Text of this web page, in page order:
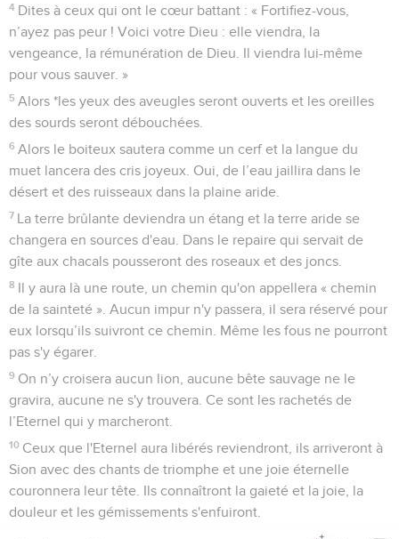
4 Dites à ceux qui ont le cœur battant : « Fortifiez-vous,
n’ayez pas peur ! Voici votre Dieu : elle viendra, la
vengeance, la rémunération de Dieu. Il viendra lui-même
pour vous sauver. »
5 Alors *les yeux des aveugles seront ouverts et les oreilles
des sourds seront débouchées.
6 Alors le boiteux sautera comme un cerf et la langue du
muet lancera des cris joyeux. Oui, de l’eau jaillira dans le
désert et des ruisseaux dans la plaine aride.
7 La terre brûlante deviendra un étang et la terre aride se
changera en sources d'eau. Dans le repaire qui servait de
gîte aux chacals pousseront des roseaux et des joncs.
8 Il y aura là une route, un chemin qu'on appellera « chemin
de la sainteté ». Aucun impur n'y passera, il sera réservé pour
eux lorsqu’ils suivront ce chemin. Même les fous ne pourront
pas s'y égarer.
9 On n’y croisera aucun lion, aucune bête sauvage ne le
gravira, aucune ne s'y trouvera. Ce sont les rachetés de
l’Eternel qui y marcheront.
10 Ceux que l'Eternel aura libérés reviendront, ils arriveront à
Sion avec des chants de triomphe et une joie éternelle
couronnera leur tête. Ils connaîtront la gaieté et la joie, la
douleur et les gémissements s'enfuiront.